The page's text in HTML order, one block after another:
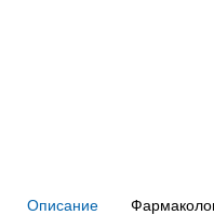
Описание